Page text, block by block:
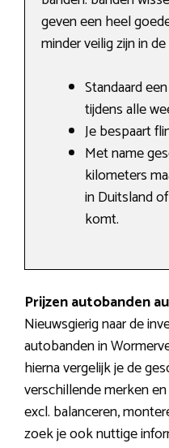
geven een heel
minder veilig zijn in
Standaard
tijdens alle
Je bespaart
Met name
kilometers
in Duitsland
komt.
Prijzen autobanden
Nieuwsgierig naar de
autobanden in
hierna vergelijk je de
verschillende merken
excl. balanceren,
zoek je ook nuttige